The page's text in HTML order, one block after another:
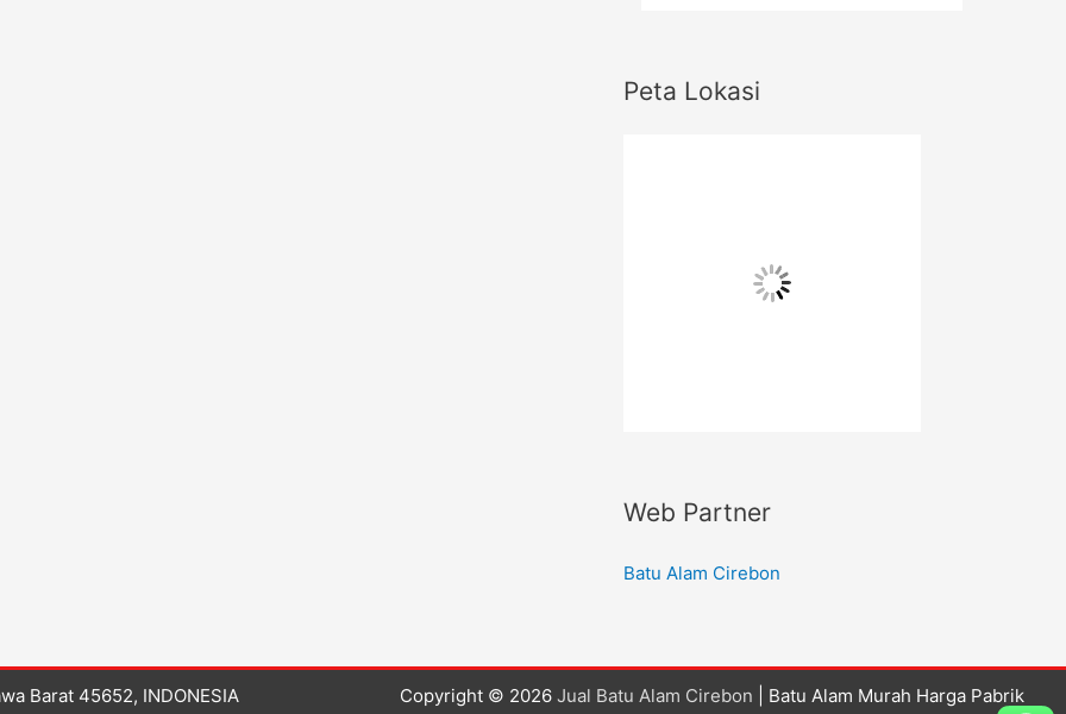
Peta Lokasi
Web Partner
Batu Alam Cirebon
Barat 45652, INDONESIA Copyright © 2026 Jual Batu Alam Cirebon | Batu Alam Murah Harga Pabrik